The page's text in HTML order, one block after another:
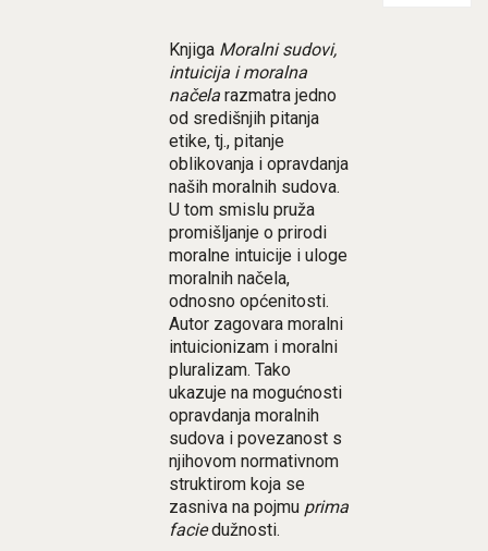
Knjiga Moralni sudovi,
intuicija i moralna
načela razmatra jedno
od središnjih pitanja
etike, tj., pitanje
oblikovanja i opravdanja
naših moralnih sudova.
U tom smislu pruža
promišljanje o prirodi
moralne intuicije i uloge
moralnih načela,
odnosno općenitosti.
Autor zagovara moralni
intuicionizam i moralni
pluralizam. Tako
ukazuje na mogućnosti
opravdanja moralnih
sudova i povezanost s
njihovom normativnom
struktirom koja se
zasniva na pojmu prima
faciedužnosti.